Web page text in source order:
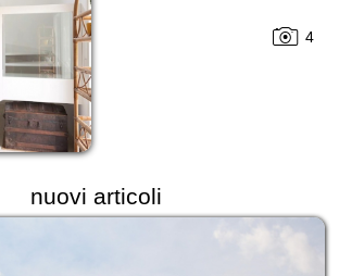
4
nuovi articoli